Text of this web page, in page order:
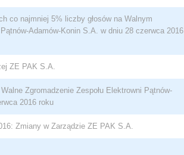
co najmniej 5% liczby głosów na Walnym
Adamów-Konin S.A. w dniu 28 czerwca 2016
ZE PAK S.A.
Zgromadzenie Zespołu Elektrowni Pątnów-
2016 roku
Zmiany w Zarządzie ZE PAK S.A.